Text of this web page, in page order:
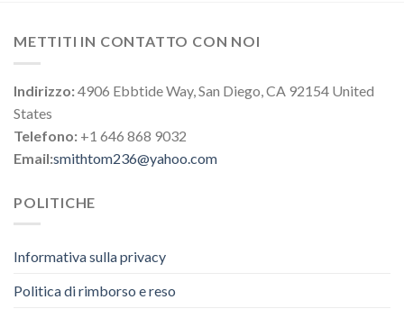
METTITI IN CONTATTO CON NOI
Indirizzo:4906 Ebbtide Way, San Diego, CA 92154 United
States
Telefono: +1 646 868 9032
Email:smithtom236@yahoo.com
POLITICHE
Informativa sulla privacy
Politica di rimborso e reso